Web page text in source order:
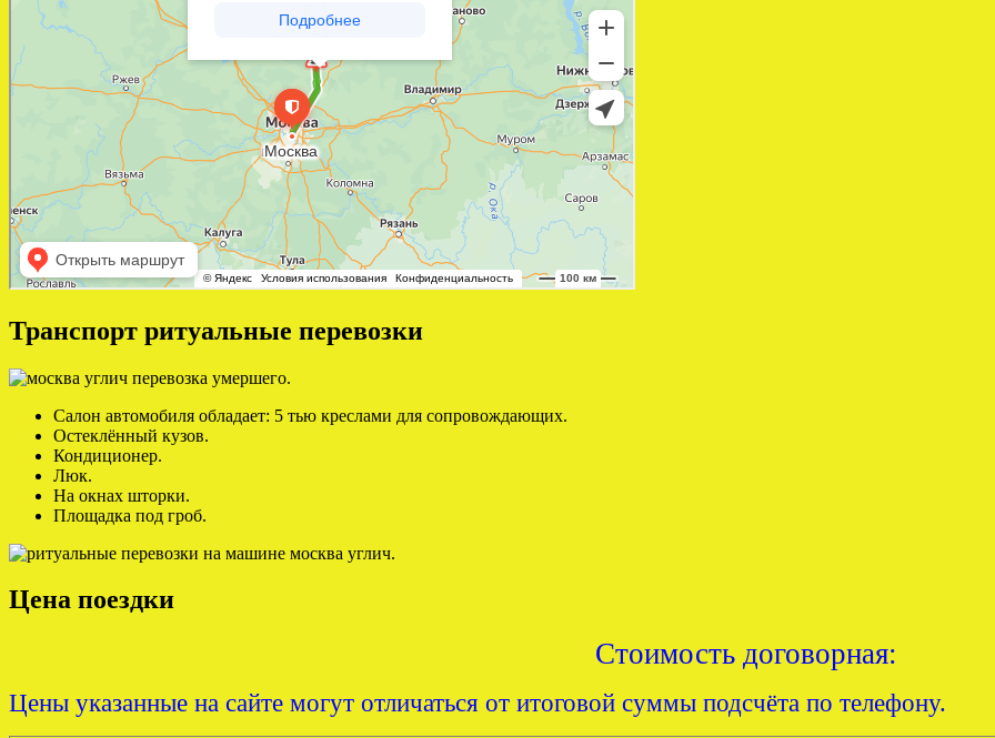
Транспорт ритуальные перевозки
Салон автомобиля обладает: 5 тью креслами для сопровождающих.
Остеклённый кузов.
Кондиционер.
Люк.
На окнах шторки.
Площадка под гроб.
Цена поездки
Стоимость договорная:
Цены указанные на сайте могут отличаться от итоговой суммы подсчёта по телефону.